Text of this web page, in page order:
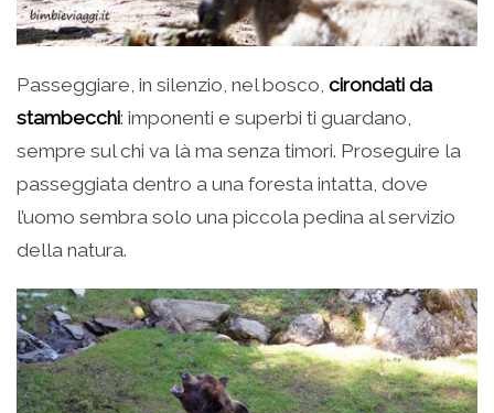
Passeggiare, in silenzio, nel bosco, cirondati da
stambecchi: imponenti e superbi ti guardano,
sempre sul chi va là ma senza timori. Proseguire la
passeggiata dentro a una foresta intatta, dove
l’uomo sembra solo una piccola pedina al servizio
della natura.